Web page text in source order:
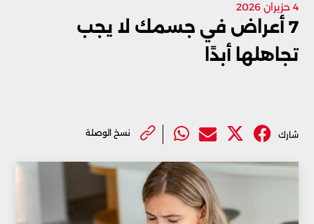
4 حزيران 2026
7 أعراض في جسمك لا يجب
تجاهلها أبدًا
شارك نسخ الوصلة